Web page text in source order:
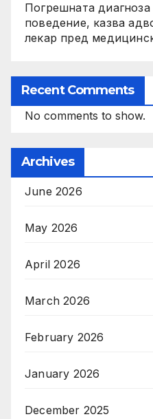
Погрешната
поведение, казва
лекар пред
Recent Comments
No comments to show.
Archives
June 2026
May 2026
April 2026
March 2026
February 2026
January 2026
December 2025